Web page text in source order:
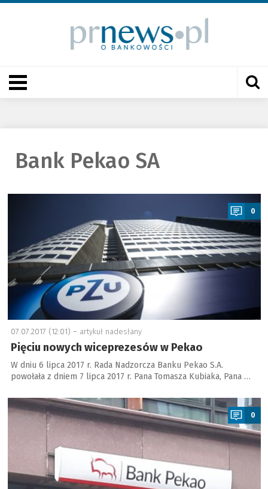
Bank Pekao SA
a
0
07.07.2017 (12:01) – artykuł nadesłany
Pięciu nowych wiceprezesów w Pekao
W dniu 6 lipca 2017 r. Rada Nadzorcza Banku Pekao S.A.
powołała z dniem 7 lipca 2017 r. Pana Tomasza Kubiaka, Pana …
a
0